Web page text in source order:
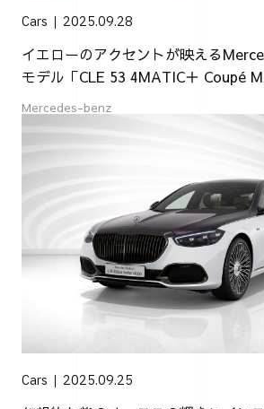
Cars 2025.09.28
イエローのアクセントが映える
モデル「CLE 53 4MATIC＋ Coupé
Edition」
Mercedes-benz
Cars 2025.09.25